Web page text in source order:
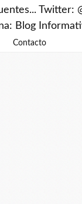
Twitter:
Blog
Contacto